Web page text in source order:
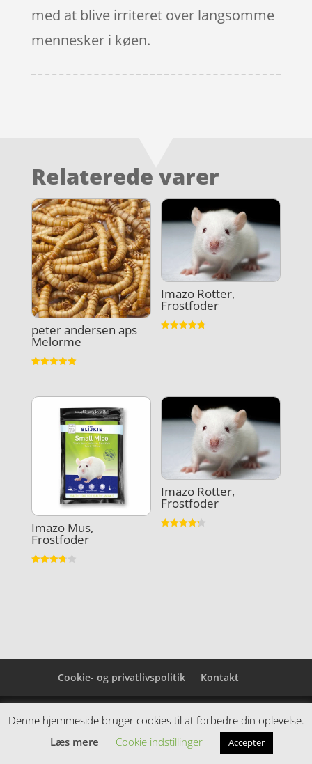
med at blive irriteret over langsomme
mennesker i køen.
Relaterede varer
peter andersen aps
Melorme
Imazo Rotter,
Frostfoder
Imazo Mus,
Frostfoder
Imazo Rotter,
Frostfoder
Cookie- og privatlivspolitik Kontakt
Denne hjemmeside samler et bredt udvalg af
spændende varer. Siden er et affiiliatesite, og nogle
links kan være affiliatelinks.
Denne hjemmeside bruger cookies til at forbedre din oplevelse.
Læs mere
Cookie indstillinger Accepter